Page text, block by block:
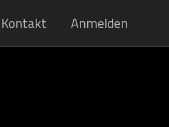
Kontakt Anmelden